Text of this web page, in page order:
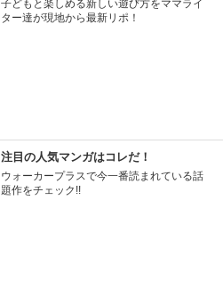
子どもと楽しめる新しい遊び方をママライ
ター達が現地から最新リポ！
注目の人気マンガはコレだ！
ウォーカープラスで今一番読まれている話
題作をチェック!!